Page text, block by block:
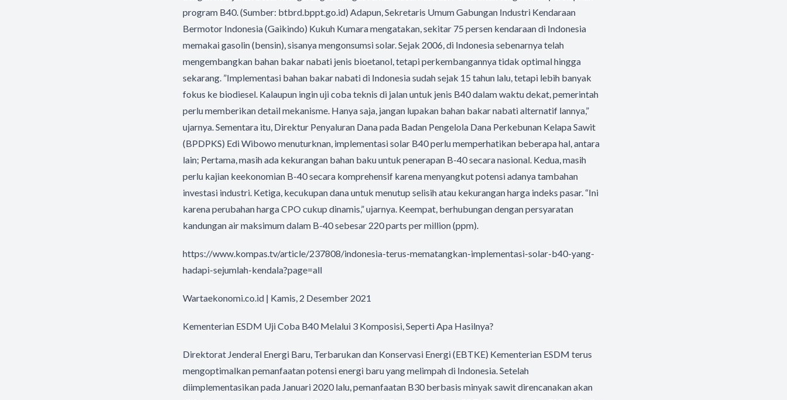
program B40. (Sumber: btbrd.bppt.go.id) Adapun, Sekretaris Umum Gabungan Industri Kendaraan
Bermotor Indonesia (Gaikindo) Kukuh Kumara mengatakan, sekitar 75 persen kendaraan di Indonesia
memakai gasolin (bensin), sisanya mengonsumsi solar. Sejak 2006, di Indonesia sebenarnya telah
mengembangkan bahan bakar nabati jenis bioetanol, tetapi perkembangannya tidak optimal hingga
sekarang. ”Implementasi bahan bakar nabati di Indonesia sudah sejak 15 tahun lalu, tetapi lebih banyak
fokus ke biodiesel. Kalaupun ingin uji coba teknis di jalan untuk jenis B40 dalam waktu dekat, pemerintah
perlu memberikan detail mekanisme. Hanya saja, jangan lupakan bahan bakar nabati alternatif lannya,”
ujarnya. Sementara itu, Direktur Penyaluran Dana pada Badan Pengelola Dana Perkebunan Kelapa Sawit
(BPDPKS) Edi Wibowo menuturknan, implementasi solar B40 perlu memperhatikan beberapa hal, antara
lain; Pertama, masih ada kekurangan bahan baku untuk penerapan B-40 secara nasional. Kedua, masih
perlu kajian keekonomian B-40 secara komprehensif karena menyangkut potensi adanya tambahan
investasi industri. Ketiga, kecukupan dana untuk menutup selisih atau kekurangan harga indeks pasar. “Ini
karena perubahan harga CPO cukup dinamis,” ujarnya. Keempat, berhubungan dengan persyaratan
kandungan air maksimum dalam B-40 sebesar 220 parts per million (ppm).
https://www.kompas.tv/article/237808/indonesia-terus-mematangkan-implementasi-solar-b40-yang-
hadapi-sejumlah-kendala?page=all
Wartaekonomi.co.id | Kamis, 2 Desember 2021
Kementerian ESDM Uji Coba B40 Melalui 3 Komposisi, Seperti Apa Hasilnya?
Direktorat Jenderal Energi Baru, Terbarukan dan Konservasi Energi (EBTKE) Kementerian ESDM terus
mengoptimalkan pemanfaatan potensi energi baru yang melimpah di Indonesia. Setelah
diimplementasikan pada Januari 2020 lalu, pemanfaatan B30 berbasis minyak sawit direncanakan akan